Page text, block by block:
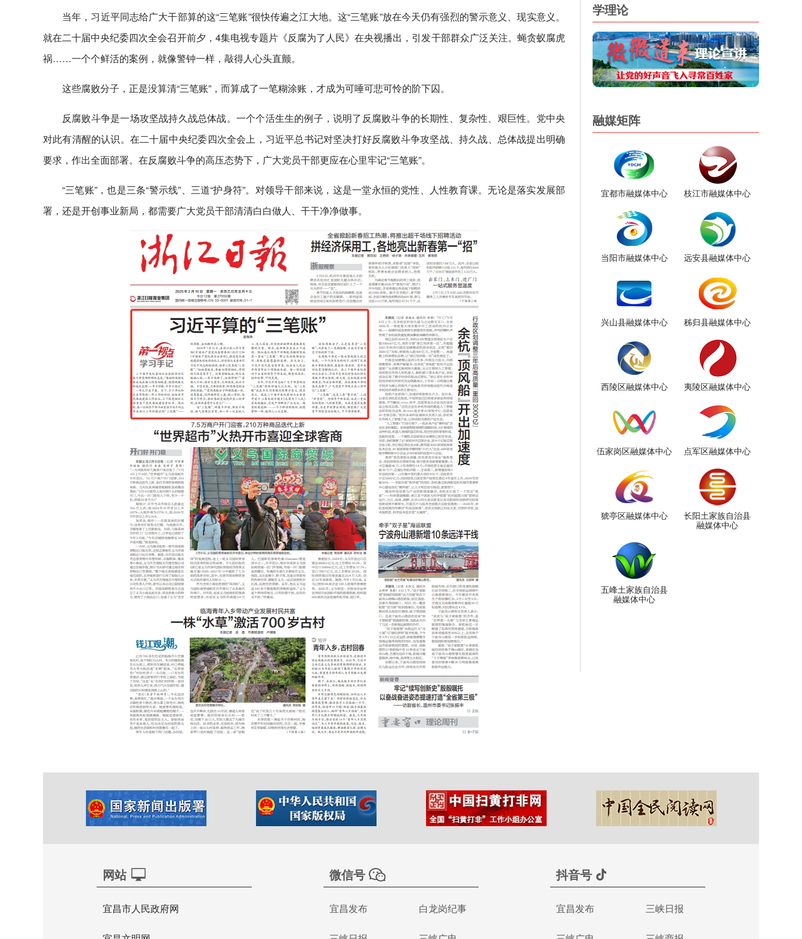
当年，习近平同志给广大干部算的这“三笔账”很快传遍之江大地。这“三笔账”放在今天仍有强烈的警示意义、现实意义。
就在二十届中央纪委四次全会召开前夕，4集电视专题片《反腐为了人民》在央视播出，引发干部群众广泛关注。蝇贪蚁腐虎
祸……一个个鲜活的案例，就像警钟一样，敲得人心头直颤。
这些腐败分子，正是没算清“三笔账”，而算成了一笔糊涂账，才成为可唾可悲可怜的阶下囚。
反腐败斗争是一场攻坚战持久战总体战。一个个活生生的例子，说明了反腐败斗争的长期性、复杂性、艰巨性。党中央
对此有清醒的认识。在二十届中央纪委四次全会上，习近平总书记对坚决打好反腐败斗争攻坚战、持久战、总体战提出明确
要求，作出全面部署。在反腐败斗争的高压态势下，广大党员干部更应在心里牢记“三笔账”。
“三笔账”，也是三条“警示线”、三道“护身符”。对领导干部来说，这是一堂永恒的党性、人性教育课。无论是落实发展部
署，还是开创事业新局，都需要广大党员干部清清白白做人、干干净净做事。
学理论
融媒矩阵
宜都市融媒体中心 枝江市融媒体中心
当阳市融媒体中心 远安县融媒体中心
兴山县融媒体中心 秭归县融媒体中心
西陵区融媒体中心 夷陵区融媒体中心
伍家岗区融媒体中心 点军区融媒体中心
猇亭区融媒体中心
长阳土家族自治县
融媒体中心
五峰土家族自治县
融媒体中心
网站
宜昌市人民政府网
微信号
宜昌发布 白龙岗纪事
抖音号
宜昌发布 三峡日报